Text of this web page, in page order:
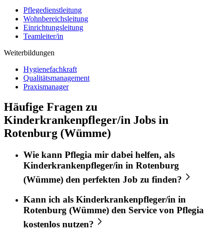
Pflegedienstleitung
Wohnbereichsleitung
Einrichtungsleitung
Teamleiter/in
Weiterbildungen
Hygienefachkraft
Qualitätsmanagement
Praxismanager
Häufige Fragen zu
Kinderkrankenpfleger/in Jobs in
Rotenburg (Wümme)
Wie kann Pflegia mir dabei helfen, als
Kinderkrankenpfleger/in in Rotenburg
(Wümme) den perfekten Job zu finden?
Kann ich als Kinderkrankenpfleger/in in
Rotenburg (Wümme) den Service von Pflegia
kostenlos nutzen?